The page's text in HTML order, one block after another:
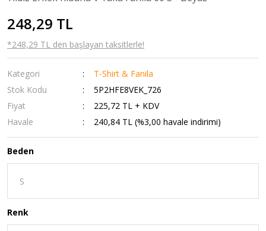
248,29 TL
*248,29 TL den başlayan taksitlerle!
Kategori
T-Shirt & Fanila
Stok Kodu
5P2HFE8VEK_726
Fiyat
225,72 TL + KDV
Havale
240,84 TL (%3,00 havale indirimi)
Beden
Renk